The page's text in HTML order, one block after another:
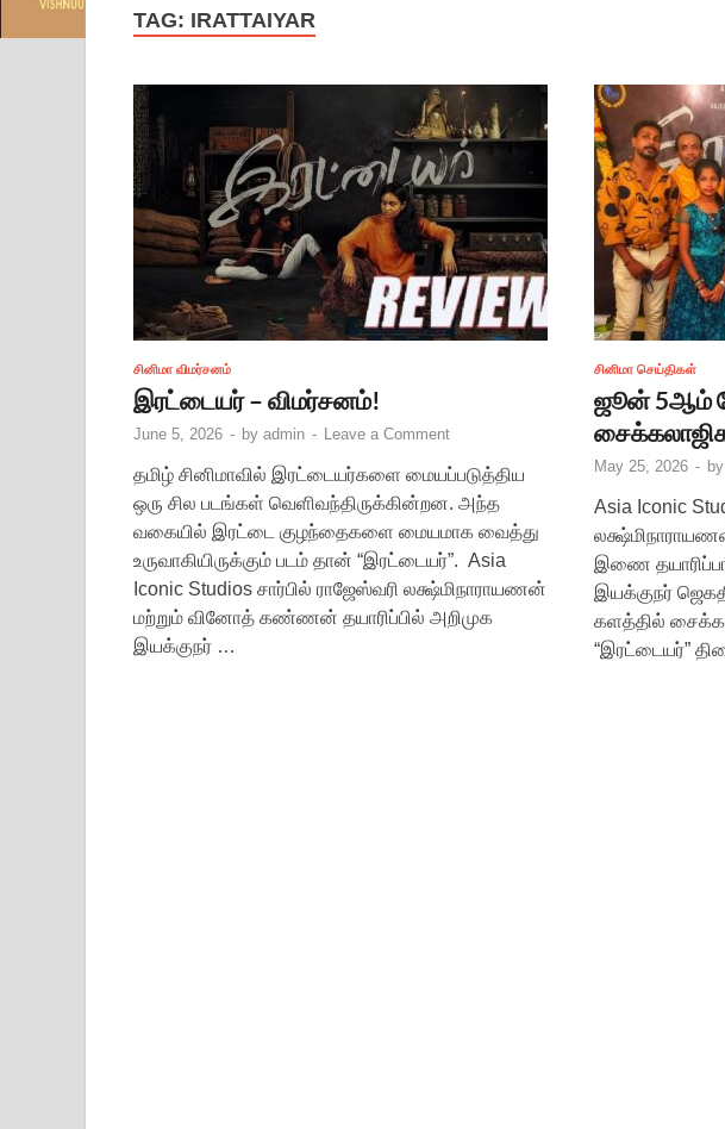
TAG: IRATTAIYAR
சினிமா விமர்சனம்
இரட்டையர் – விமர்சனம்!
June 5, 2026 - by admin - Leave a Comment
தமிழ் சினிமாவில் இரட்டையர்களை மையப்படுத்திய
ஒரு சில படங்கள் வெளிவந்திருக்கின்றன. அந்த
வகையில் இரட்டை குழந்தைகளை மையமாக வைத்து
உருவாகியிருக்கும் படம் தான் “இரட்டையர்”. Asia
Iconic Studios சார்பில் ராஜேஸ்வரி லக்ஷ்மிநாராயணன்
மற்றும் வினோத் கண்ணன் தயாரிப்பில் அறிமுக
இயக்குநர் …
சினிமா செய்திகள்
ஜூன் 5ஆம்
May 25, 2026 - by
Asia Iconic
இணை
இயக்குநர்
களத்தில்
“இரட்டையர்”